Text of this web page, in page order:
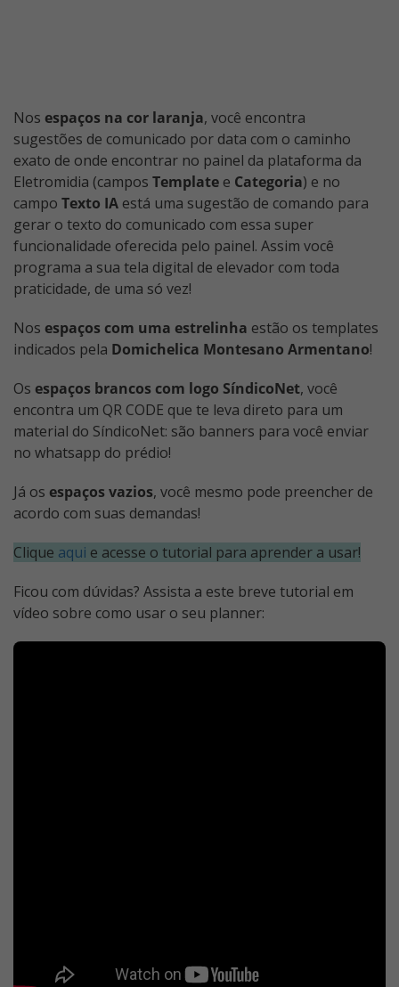
Nos espaços na cor laranja, você encontra
sugestões de comunicado por data com o caminho
exato de onde encontrar no painel da plataforma da
Eletromidia (campos Template e Categoria) e no
campo Texto IA está uma sugestão de comando para
gerar o texto do comunicado com essa super
funcionalidade oferecida pelo painel. Assim você
programa a sua tela digital de elevador com toda
praticidade, de uma só vez!
Nos espaços com uma estrelinha estão os templates
indicados pela Domichelica Montesano Armentano!
Os espaços brancos com logo SíndicoNet, você
encontra um QR CODE que te leva direto para um
material do SíndicoNet: são banners para você enviar
no whatsapp do prédio!
Já os espaços vazios, você mesmo pode preencher de
acordo com suas demandas!
Clique aqui e acesse o tutorial para aprender a usar!
Ficou com dúvidas? Assista a este breve tutorial em
vídeo sobre como usar o seu planner: